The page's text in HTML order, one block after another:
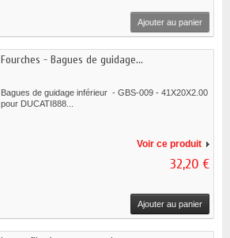
Ajouter au panier
Fourches - Bagues de guidage...
Bagues de guidage inférieur - GBS-009 - 41X20X2.00
pour DUCATI888...
Voir ce produit
32,20 €
Ajouter au panier